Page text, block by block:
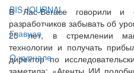
BIS JOURNAL
Главная
О журнале
В Лас-Вегасе говорили
разработчиков забывать об
25 лет, в стремлении
технологии и получать
директор по
заметила: «Агенты ИИ